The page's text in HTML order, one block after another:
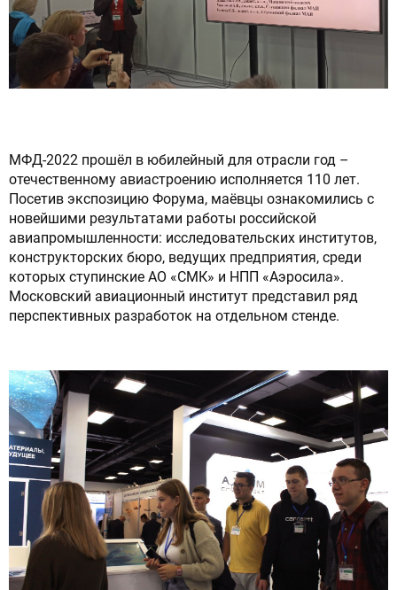
МФД-2022 прошёл в юбилейный для отрасли год –
отечественному авиастроению исполняется 110 лет.
Посетив экспозицию Форума, маёвцы ознакомились с
новейшими результатами работы российской
авиапромышленности: исследовательских институтов,
конструкторских бюро, ведущих предприятия, среди
которых ступинские АО «СМК» и НПП «Аэросила».
Московский авиационный институт представил ряд
перспективных разработок на отдельном стенде.